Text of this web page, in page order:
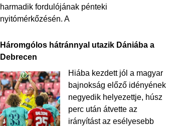
harmadik fordulójának pénteki
nyitómérkőzésén. A
Háromgólos hátránnyal utazik Dániába a
Debrecen
Hiába kezdett jól a magyar
bajnokság előző idényének
negyedik helyezettje, húsz
perc után átvette az
irányítást az esélyesebb